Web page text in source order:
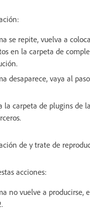
se repite, vuelva a
en la carpeta de
desaparece, vaya al
la carpeta de plugins de
de y trate de
acciones:
no vuelve a producirse,